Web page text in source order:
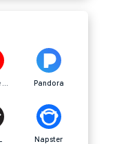
Pandora
Napster